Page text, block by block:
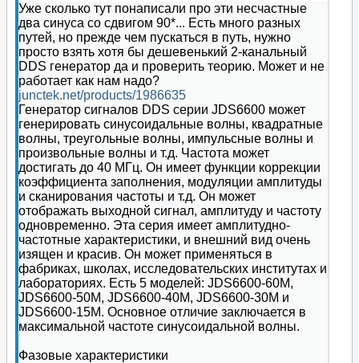
Уже сколько тут понаписали про эти несчастные
два синуса со сдвигом 90*... Есть много разных
путей, но прежде чем пускаться в путь, нужно
просто взять хотя бы дешевенький 2-канальный
DDS генератор да и проверить теорию. Может и не
работает как нам надо?
junctek.net/products/1986635
Генератор сигналов DDS серии JDS6600 может
генерировать синусоидальные волны, квадратные
волны, треугольные волны, импульсные волны и
произвольные волны и т.д. Частота может
достигать до 40 МГц. Он имеет функции коррекции
коэффициента заполнения, модуляции амплитуды
и сканирования частоты и т.д. Он может
отображать выходной сигнал, амплитуду и частоту
одновременно. Эта серия имеет амплитудно-
частотные характеристики, и внешний вид очень
изящен и красив. Он может применяться в
фабриках, школах, исследовательских институтах и
лабораториях. Есть 5 моделей: JDS6600-60M,
JDS6600-50M, JDS6600-40M, JDS6600-30M и
JDS6600-15M. Основное отличие заключается в
максимальной частоте синусоидальной волны.
Фазовые характеристики